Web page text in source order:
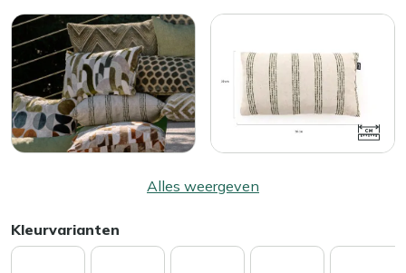
Alles weergeven
Kleurvarianten